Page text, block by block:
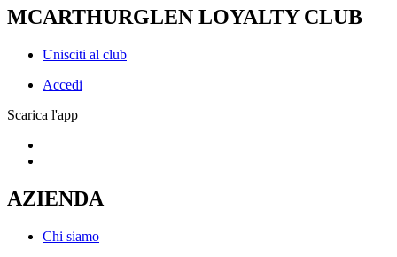
MCARTHURGLEN LOYALTY CLUB
Unisciti al club
Accedi
Scarica l'app
AZIENDA
Chi siamo